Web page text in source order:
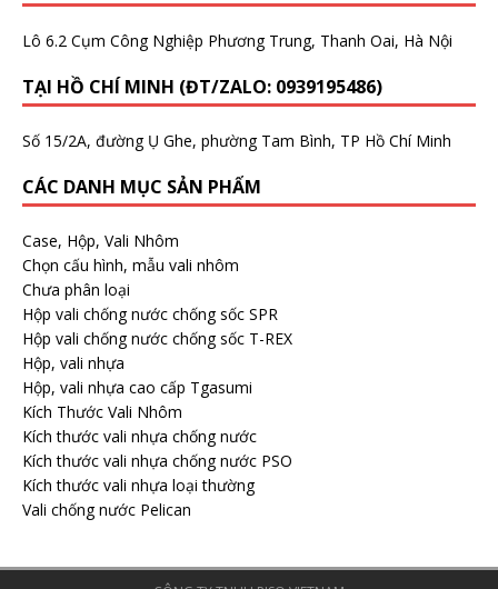
Lô 6.2 Cụm Công Nghiệp Phương Trung, Thanh Oai, Hà Nội
TẠI HỒ CHÍ MINH (ĐT/ZALO: 0939195486)
Số 15/2A, đường Ụ Ghe, phường Tam Bình, TP Hồ Chí Minh
CÁC DANH MỤC SẢN PHẨM
Case, Hộp, Vali Nhôm
Chọn cấu hình, mẫu vali nhôm
Chưa phân loại
Hộp vali chống nước chống sốc SPR
Hộp vali chống nước chống sốc T-REX
Hộp, vali nhựa
Hộp, vali nhựa cao cấp Tgasumi
Kích Thước Vali Nhôm
Kích thước vali nhựa chống nước
Kích thước vali nhựa chống nước PSO
Kích thước vali nhựa loại thường
Vali chống nước Pelican